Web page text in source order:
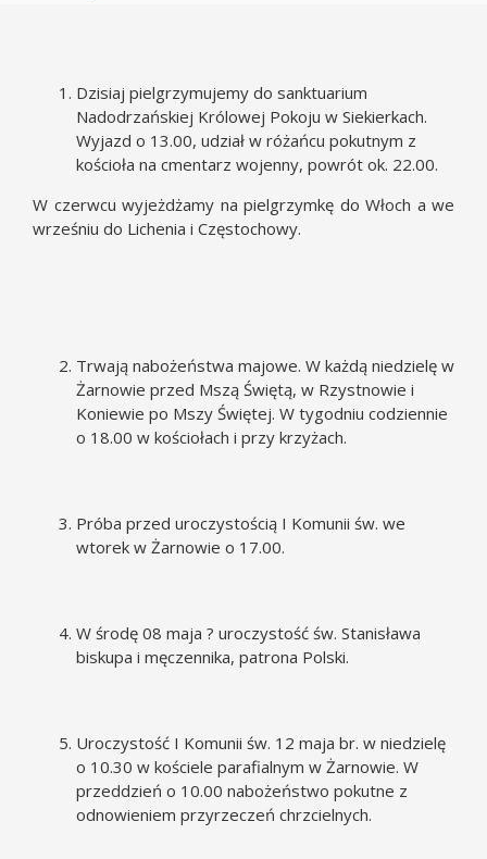
Dzisiaj pielgrzymujemy do sanktuarium
Nadodrzańskiej Królowej Pokoju w Siekierkach.
Wyjazd o 13.00, udział w różańcu pokutnym z
kościoła na cmentarz wojenny, powrót ok. 22.00.
W czerwcu wyjeżdżamy na pielgrzymkę do Włoch a we
wrześniu do Lichenia i Częstochowy.
Trwają nabożeństwa majowe. W każdą niedzielę w
Żarnowie przed Mszą Świętą, w Rzystnowie i
Koniewie po Mszy Świętej. W tygodniu codziennie
o 18.00 w kościołach i przy krzyżach.
Próba przed uroczystością I Komunii św. we
wtorek w Żarnowie o 17.00.
W środę 08 maja ? uroczystość św. Stanisława
biskupa i męczennika, patrona Polski.
Uroczystość I Komunii św. 12 maja br. w niedzielę
o 10.30 w kościele parafialnym w Żarnowie. W
przeddzień o 10.00 nabożeństwo pokutne z
odnowieniem przyrzeczeń chrzcielnych.